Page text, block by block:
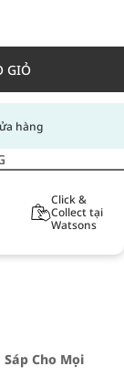
GIỎ
hàng
Click &
Collect tại
Watsons
Cho Mọi